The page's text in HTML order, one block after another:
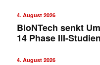
4. August 2026
BioNTech senkt
14 Phase III-
4. August 2026